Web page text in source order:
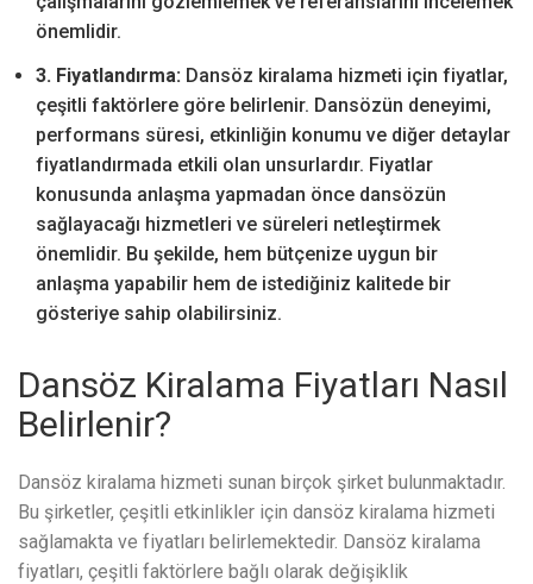
önemlidir.
3. Fiyatlandırma: Dansöz kiralama hizmeti için fiyatlar,
çeşitli faktörlere göre belirlenir. Dansözün deneyimi,
performans süresi, etkinliğin konumu ve diğer detaylar
fiyatlandırmada etkili olan unsurlardır. Fiyatlar
konusunda anlaşma yapmadan önce dansözün
sağlayacağı hizmetleri ve süreleri netleştirmek
önemlidir. Bu şekilde, hem bütçenize uygun bir
anlaşma yapabilir hem de istediğiniz kalitede bir
gösteriye sahip olabilirsiniz.
Dansöz Kiralama Fiyatları Nasıl
Belirlenir?
Dansöz kiralama hizmeti sunan birçok şirket bulunmaktadır.
Bu şirketler, çeşitli etkinlikler için dansöz kiralama hizmeti
sağlamakta ve fiyatları belirlemektedir. Dansöz kiralama
fiyatları, çeşitli faktörlere bağlı olarak değişiklik